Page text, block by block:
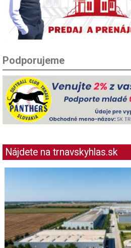
Podporujeme
Nájdete na trnavskyhlas.sk